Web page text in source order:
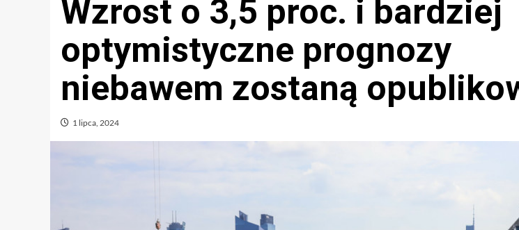
Wzrost o 3,5 proc. i bardziej
optymistyczne prognozy
niebawem zostaną
1 lipca, 2024